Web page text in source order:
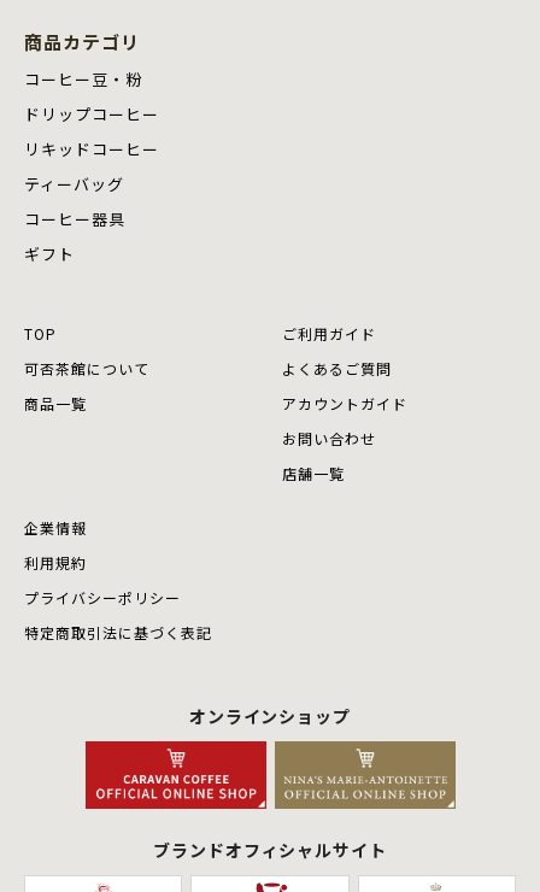
商品カテゴリ
コーヒー豆・粉
ドリップコーヒー
リキッドコーヒー
ティーバッグ
コーヒー器具
ギフト
TOP
可否茶館について
商品⼀覧
ご利用ガイド
よくあるご質問
アカウントガイド
お問い合わせ
店舗⼀覧
企業情報
利用規約
プライバシーポリシー
特定商取引法に基づく表記
オンラインショップ
ブランドオフィシャルサイト